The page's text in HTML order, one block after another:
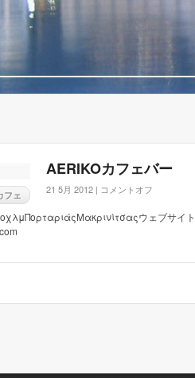
フェ
AERIKOカフェバー
21 5月 2012 | コメントオフ
ウェブサイ